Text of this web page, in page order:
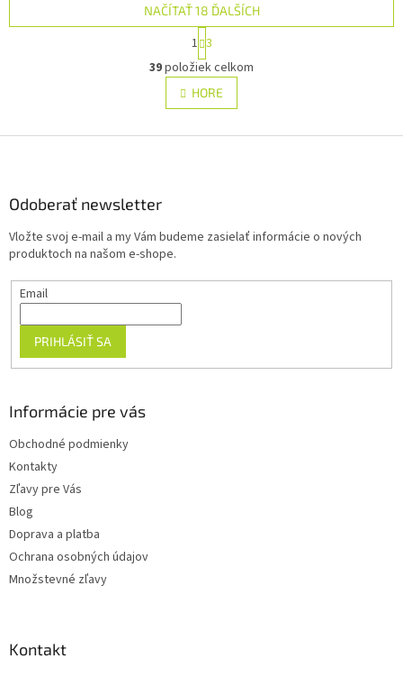
O
v
l
á
r
v
y
s
NAČÍTAŤ 18 ĎALŠÍCH
t
r
á
n
k
v
1 3
39položiek celkom
HORE
Odoberať newsletter
Vložte svoj e-mail a my Vám budeme zasielať informácie o nových
produktoch na našom e-shope.
Email
PRIHLÁSIŤ SA
Informácie pre vás
Obchodné podmienky
Kontakty
Zľavy pre Vás
Blog
Doprava a platba
Ochrana osobných údajov
Množstevné zľavy
Kontakt